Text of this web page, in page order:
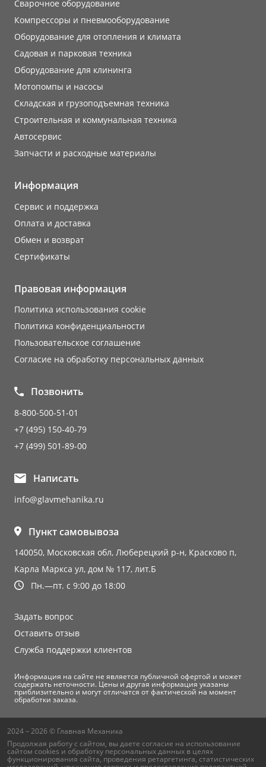
Сварочное оборудование
Компрессоры и пневмооборудование
Оборудование для отопления и климата
Садовая и парковая техника
Оборудование для клининга
Мотопомпы и насосы
Складская и грузоподъемная техника
Строительная и коммунальная техника
Автосервис
Запчасти и расходные материалы
Информация
Сервис и поддержка
Оплата и доставка
Обмен и возврат
Сертификаты
Правовая информация
Политика использования cookie
Политика конфиденциальности
Пользовательское соглашение
Согласие на обработку персональных данных
Позвонить
8-800-500-51-01
+7 (495) 150-40-79
+7 (499) 501-89-00
Написать
info@glavmehanika.ru
Пункт самовывоза
140050, Московская обл, Люберецкий р-н, Красково п,
Карла Маркса ул, дом № 117, лит.Б
Пн.—пт. с 9:00 до 18:00
Задать вопрос
Оставить отзыв
Служба поддержки клиентов
Информация на сайте не является публичной офертой и может
содержать неточности. Цены и другая информация указаны
приблизительно и могут отличатся от фактической на момент
обработки заказа.
2024 – 2026 © Главная Механика
Продолжая работу с сайтом, вы даете согласие на использование
сайтом cookies и обработку персональных данных в целях
функционирования сайта, проведения ретаргетинга, статистических